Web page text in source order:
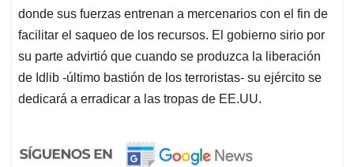
donde sus fuerzas entrenan a mercenarios con el fin de
facilitar el saqueo de los recursos. El gobierno sirio por
su parte advirtió que cuando se produzca la liberación
de Idlib -último bastión de los terroristas- su ejército se
dedicará a erradicar a las tropas de EE.UU.